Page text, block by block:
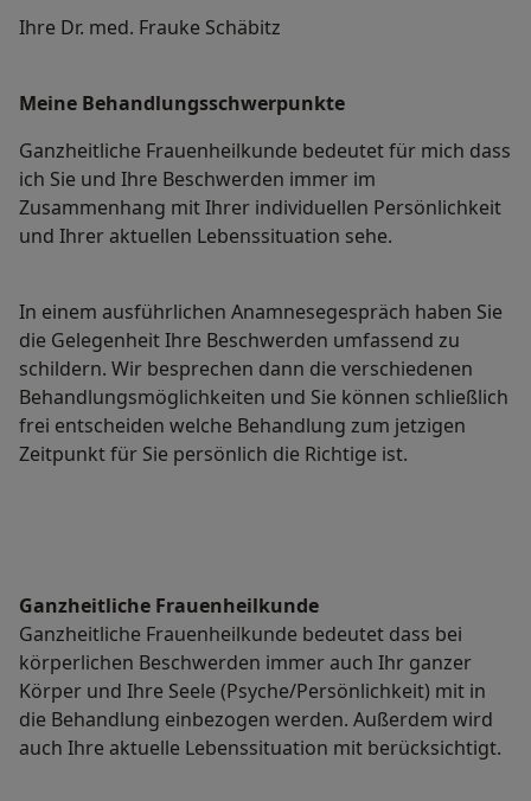
Ihre Dr. med. Frauke Schäbitz
Meine Behandlungs­schwerpunkte
Ganzheitliche Frauenheilkunde bedeutet für mich dass
ich Sie und Ihre Beschwerden immer im
Zusammenhang mit Ihrer individuellen Persönlichkeit
und Ihrer aktuellen Lebenssituation sehe.
In einem ausführlichen Anamnesegespräch haben Sie
die Gelegenheit Ihre Beschwerden umfassend zu
schildern. Wir besprechen dann die verschiedenen
Behandlungsmöglichkeiten und Sie können schließlich
frei entscheiden welche Behandlung zum jetzigen
Zeitpunkt für Sie persönlich die Richtige ist.
Ganzheitliche Frauenheilkunde
Ganzheitliche Frauenheilkunde bedeutet dass bei
körperlichen Beschwerden immer auch Ihr ganzer
Körper und Ihre Seele (Psyche/Persönlichkeit) mit in
die Behandlung einbezogen werden. Außerdem wird
auch Ihre aktuelle Lebenssituation mit berücksichtigt.